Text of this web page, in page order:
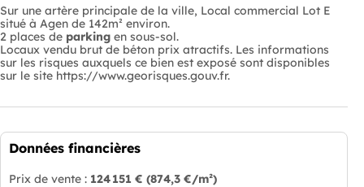
Sur une artère principale de la ville, Local commercial Lot E
situé à Agen de 142m² environ.
2 places de parking en sous-sol.
Locaux vendu brut de béton prix atractifs. Les informations
sur les risques auxquels ce bien est exposé sont disponibles
sur le site https://www.georisques.gouv.fr.
Données financières
Prix de vente : 124 151 € (874,3 €/m²)